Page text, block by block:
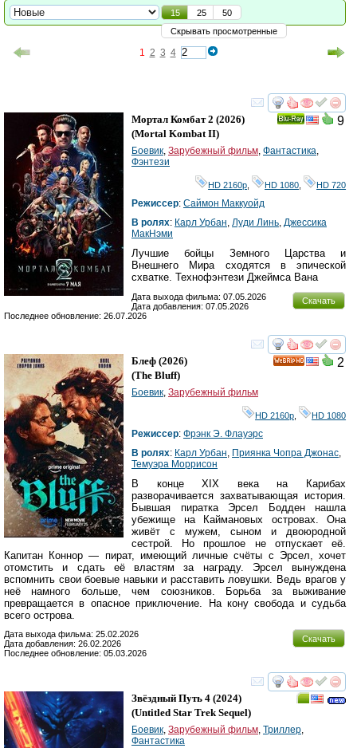
15 25
50
Скрывать просмотренные
1 2 3 4
смотреть
9
Мортал Комбат 2 (2026)
(Mortal Kombat II)
Боевик Зарубежный фильм Фантастика
Фэнтези
HD 2160р HD 1080 HD 720
Режиссер: Саймон Маккуойд
В ролях: Карл Урбан Луди Линь Джессика
МакНэми
Лучшие бойцы Земного Царства и
Внешнего Мира сходятся в эпической
схватке. Технофэнтези Джеймса Вана
Скачать
Дата выхода фильма: 07.05.2026
Дата добавления: 07.05.2026
Последнее обновление: 26.07.2026
смотреть
2
Блеф (2026)
(The Bluff)
Боевик Зарубежный фильм
HD 2160р HD 1080
Режиссер: Фрэнк Э. Флауэрс
В ролях: Карл Урбан Приянка Чопра Джонас
Темуэра Моррисон
В конце XIX века на Карибах
разворачивается захватывающая история.
Бывшая пиратка Эрсел Бодден нашла
убежище на Каймановых островах. Она
живёт с мужем, сыном и двоюродной
сестрой. Но прошлое не отпускает её.
Капитан Коннор — пират, имеющий личные счёты с Эрсел, хочет
отомстить и сдать её властям за награду. Эрсел вынуждена
вспомнить свои боевые навыки и расставить ловушки. Ведь врагов у
неё намного больше, чем союзников. Борьба за выживание
превращается в опасное приключение. На кону свобода и судьба
всего острова.
Скачать
Дата выхода фильма: 25.02.2026
Дата добавления: 26.02.2026
Последнее обновление: 05.03.2026
смотреть
Звёздный Путь 4 (2024)
(Untitled Star Trek Sequel)
Боевик, Зарубежный фильм, Триллер,
Фантастика